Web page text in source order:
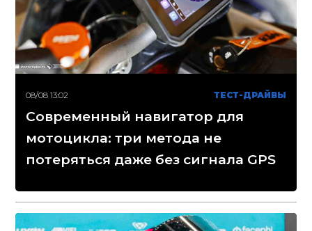
08/08 13:02 ТЕСТ-ДРАЙВЫ
Современный навигатор для
мотоцикла: три метода не
потеряться даже без сигнала GPS